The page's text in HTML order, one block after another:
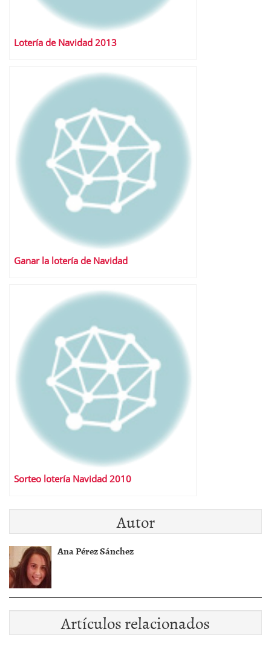
Lotería de Navidad 2013
Ganar la lotería de Navidad
Sorteo lotería Navidad 2010
Autor
Ana Pérez Sánchez
Artículos relacionados